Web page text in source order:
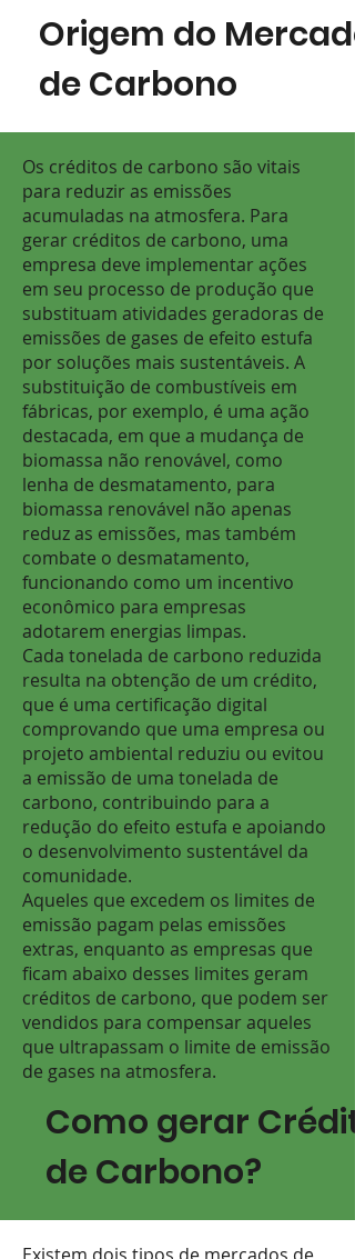
Origem do Mercado
de Carbono
Os créditos de carbono são vitais
para reduzir as emissões
acumuladas na atmosfera. Para
gerar créditos de carbono, uma
empresa deve implementar ações
em seu processo de produção que
substituam atividades geradoras de
emissões de gases de efeito estufa
por soluções mais sustentáveis. A
substituição de combustíveis em
fábricas, por exemplo, é uma ação
destacada, em que a mudança de
biomassa não renovável, como
lenha de desmatamento, para
biomassa renovável não apenas
reduz as emissões, mas também
combate o desmatamento,
funcionando como um incentivo
econômico para empresas
adotarem energias limpas.
Cada tonelada de carbono reduzida
resulta na obtenção de um crédito,
que é uma certificação digital
comprovando que uma empresa ou
projeto ambiental reduziu ou evitou
a emissão de uma tonelada de
carbono, contribuindo para a
redução do efeito estufa e apoiando
o desenvolvimento sustentável da
comunidade.
Aqueles que excedem os limites de
emissão pagam pelas emissões
extras, enquanto as empresas que
ficam abaixo desses limites geram
créditos de carbono, que podem ser
vendidos para compensar aqueles
que ultrapassam o limite de emissão
de gases na atmosfera.
Como gerar
de Carbono?